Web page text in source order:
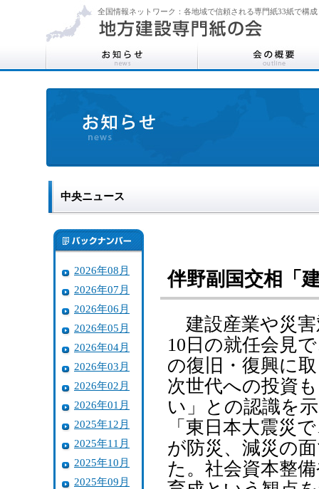
全国情報ネットワーク：各地域で信頼される専門紙33紙で構成
中央ニュース
2026年08月
2026年07月
2026年06月
2026年05月
2026年04月
2026年03月
2026年02月
2026年01月
2025年12月
2025年11月
2025年10月
2025年09月
伴野副国交相「
建設産業や災害
10日の就任会見
の復旧・復興に
次世代への投資
い」との認識を
「東日本大震災
が防災、減災の
た。社会資本整